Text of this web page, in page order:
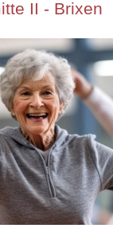
II - Brixen